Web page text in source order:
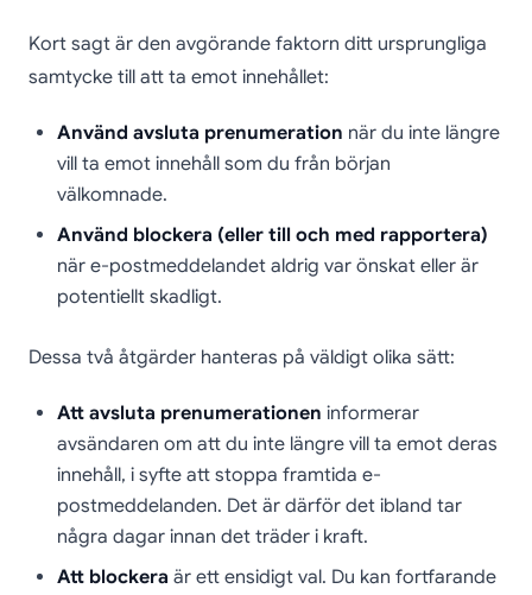
Kort sagt är den avgörande faktorn ditt ursprungliga
samtycke till att ta emot innehållet:
Använd avsluta prenumeration när du inte längre
vill ta emot innehåll som du från början
välkomnade.
Använd blockera (eller till och med rapportera)
när e-postmeddelandet aldrig var önskat eller är
potentiellt skadligt.
Dessa två åtgärder hanteras på väldigt olika sätt:
Att avsluta prenumerationen informerar
avsändaren om att du inte längre vill ta emot deras
innehåll, i syfte att stoppa framtida e-
postmeddelanden. Det är därför det ibland tar
några dagar innan det träder i kraft.
Att blockera är ett ensidigt val. Du kan fortfarande